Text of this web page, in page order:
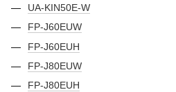
UA-KIN50E-W
FP-J60EUW
FP-J60EUH
FP-J80EUW
FP-J80EUH